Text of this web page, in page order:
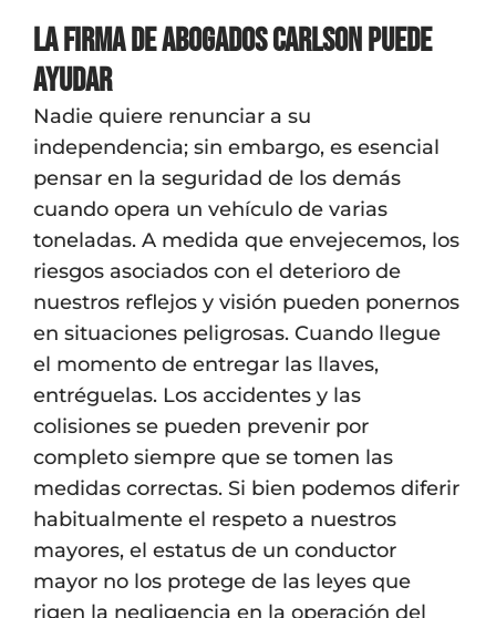
La Firma de Abogados Carlson puede
ayudar
Nadie quiere renunciar a su
independencia; sin embargo, es esencial
pensar en la seguridad de los demás
cuando opera un vehículo de varias
toneladas. A medida que envejecemos, los
riesgos asociados con el deterioro de
nuestros reflejos y visión pueden ponernos
en situaciones peligrosas. Cuando llegue
el momento de entregar las llaves,
entréguelas. Los accidentes y las
colisiones se pueden prevenir por
completo siempre que se tomen las
medidas correctas. Si bien podemos diferir
habitualmente el respeto a nuestros
mayores, el estatus de un conductor
mayor no los protege de las leyes que
rigen la negligencia en la operación del